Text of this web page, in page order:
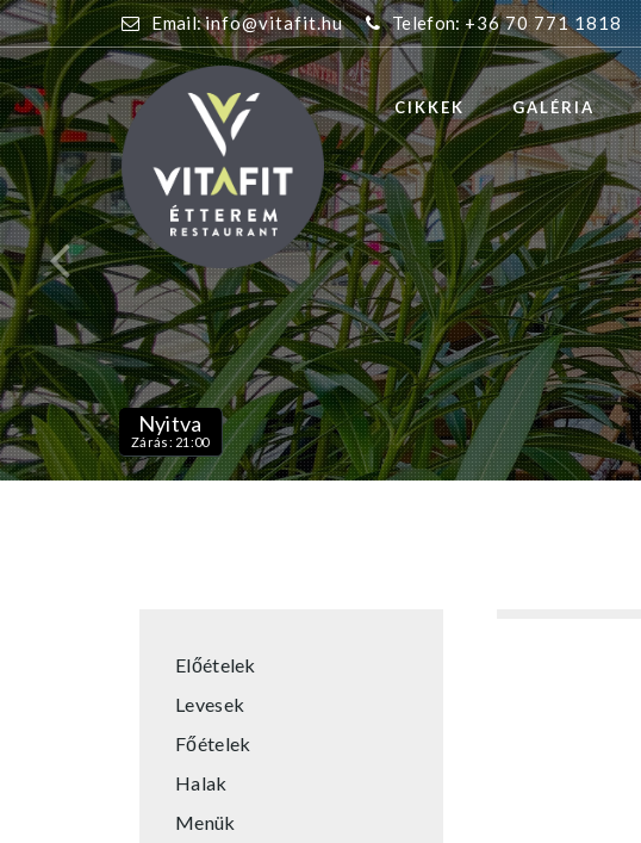
Nyitva
Zárás: 21:00
Email:info@vitafit.hu Telefon:+36 70 771 1818
CIKKEK GALÉRIA
Előételek
Levesek
Főételek
Halak
Menük